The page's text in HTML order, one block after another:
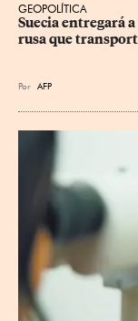
GEOPOLÍTICA
Suecia entregará
rusa que
Por AFP